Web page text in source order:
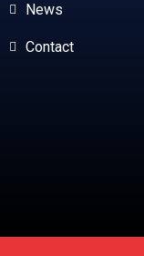
News
Contact